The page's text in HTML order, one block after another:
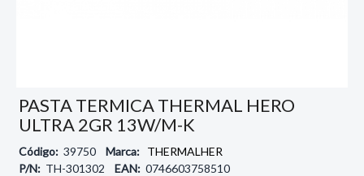
PASTA TERMICA THERMAL HERO
ULTRA 2GR 13W/M-K
Código: 39750 Marca: THERMALHER
P/N: TH-301302 EAN: 0746603758510